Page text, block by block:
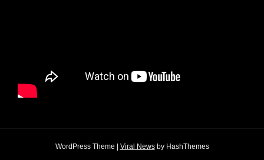
WordPress Theme Viral Newsby HashThemes